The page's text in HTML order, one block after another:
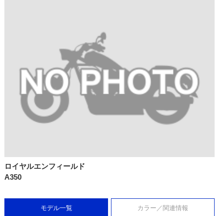
ロイヤルエンフィールド
A350
モデル一覧 カラー／関連情報